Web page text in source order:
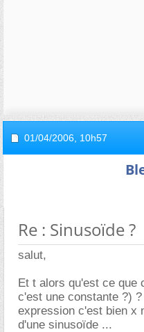
01/04/2006, 10h57
Re : Sinusoïde ?
salut,
Et t alors qu'est ce que
c'est une constante ?)
expression c'est bien x
d'une sinusoïde ...